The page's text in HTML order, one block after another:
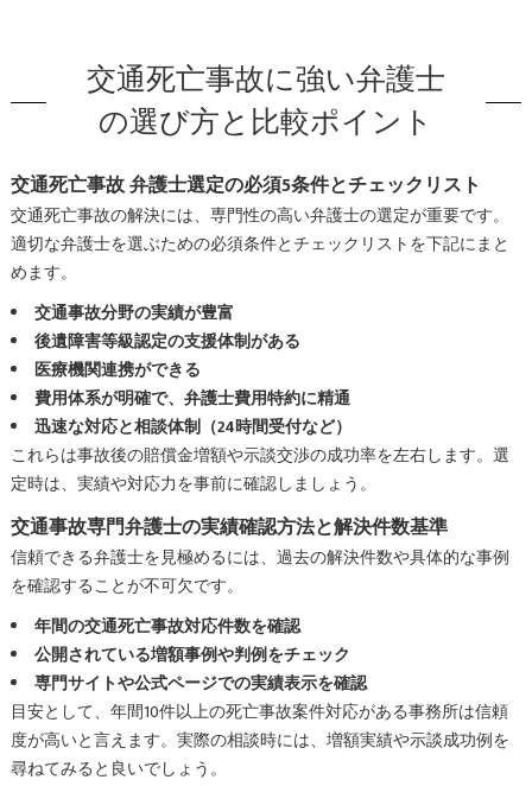
交通死亡事故に強い弁護士
の選び方と比較ポイント
交通死亡事故 弁護士選定の必須5条件とチェックリスト
交通死亡事故の解決には、専門性の高い弁護士の選定が重要です。
適切な弁護士を選ぶための必須条件とチェックリストを下記にまと
めます。
交通事故分野の実績が豊富
後遺障害等級認定の支援体制がある
医療機関連携ができる
費用体系が明確で、弁護士費用特約に精通
迅速な対応と相談体制（24時間受付など）
これらは事故後の賠償金増額や示談交渉の成功率を左右します。選
定時は、実績や対応力を事前に確認しましょう。
交通事故専門弁護士の実績確認方法と解決件数基準
信頼できる弁護士を見極めるには、過去の解決件数や具体的な事例
を確認することが不可欠です。
年間の交通死亡事故対応件数を確認
公開されている増額事例や判例をチェック
専門サイトや公式ページでの実績表示を確認
目安として、年間10件以上の死亡事故案件対応がある事務所は信頼
度が高いと言えます。実際の相談時には、増額実績や示談成功例を
尋ねてみると良いでしょう。